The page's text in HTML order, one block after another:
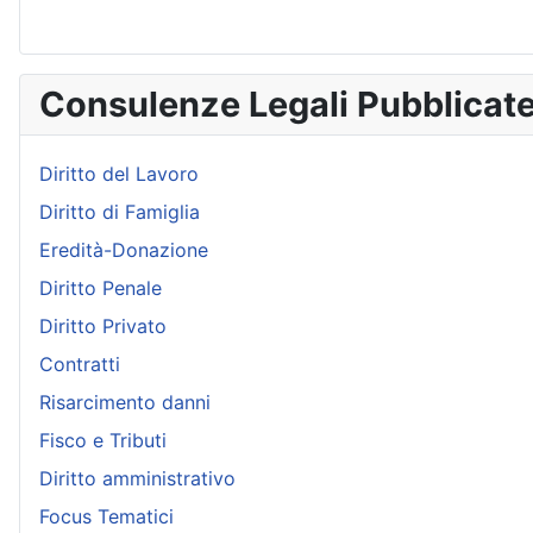
Consulenze Legali
Diritto del Lavoro
Diritto di Famiglia
Eredità-Donazione
Diritto Penale
Diritto Privato
Contratti
Risarcimento danni
Fisco e Tributi
Diritto amministrativo
Focus Tematici